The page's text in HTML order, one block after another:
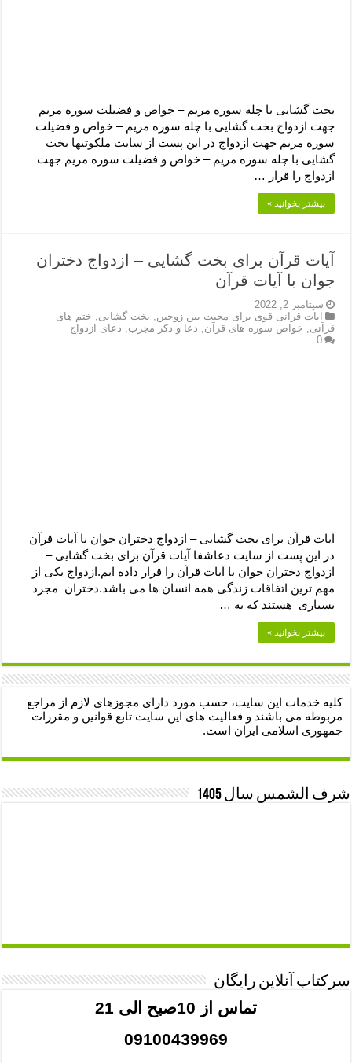
بخت گشایی با چله سوره مریم – خواص و فضیلت سوره مریم
جهت ازدواج بخت گشایی با چله سوره مریم – خواص و فضیلت
سوره مریم جهت ازدواج در این پست از سایت ملکوتیها بخت
گشایی با چله سوره مریم – خواص و فضیلت سوره مریم جهت
ازدواج را قرار …
بیشتر بخوانید »
آیات قرآن برای بخت گشایی – ازدواج دختران
جوان با آیات قرآن
سپتامبر 2, 2022
ایات قرانی قوی برای محبت بین زوجین, بخت گشایی, ختم های
قرآنی, خواص سوره های قرآن, دعا و ذکر مجرب, دعای ازدواج
0
آیات قرآن برای بخت گشایی – ازدواج دختران جوان با آیات قرآن
در این پست از سایت دعاشفا آیات قرآن برای بخت گشایی –
ازدواج دختران جوان با آیات قرآن را قرار داده ایم.ازدواج یکی از
مهم ترین اتفاقات زندگی همه انسان ها می باشد.دختران مجرد
بسیاری هستند که به …
بیشتر بخوانید »
کلیه خدمات این سایت، حسب مورد دارای مجوزهای لازم از مراجع
مربوطه می باشند و فعالیت های این سایت تابع قوانین و مقررات
جمهوری اسلامی ایران است.
شرف الشمس سال 1405
سرکتاب آنلاین رایگان
تماس از 10صبح الی 21
09100439969